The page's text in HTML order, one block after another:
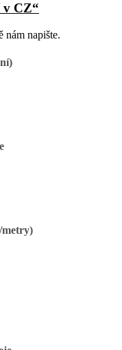
v CZ“
nám napište.
metry)